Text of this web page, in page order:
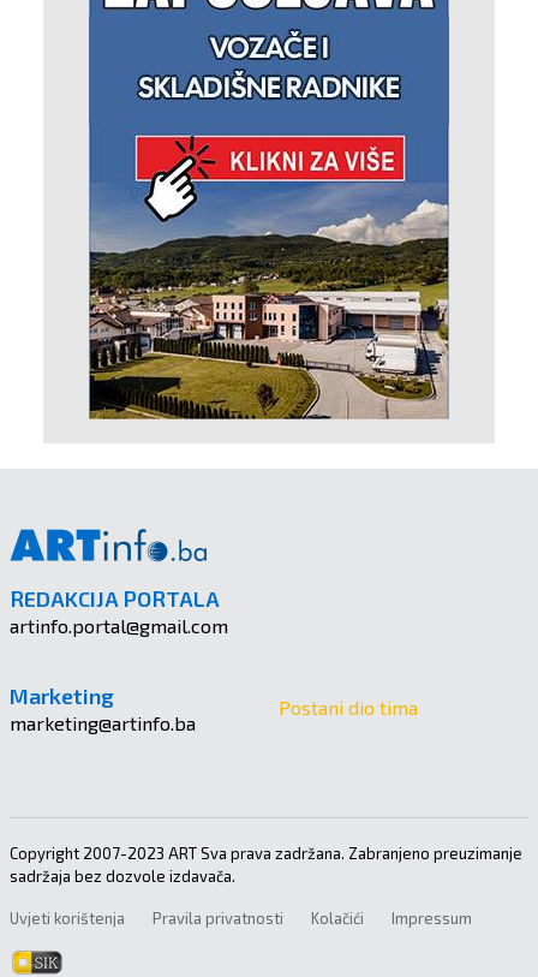
REDAKCIJA PORTALA
artinfo.portal@gmail.com
Marketing
marketing@artinfo.ba
Postani dio tima
Copyright 2007-2023 ART Sva prava zadržana. Zabranjeno preuzimanje
sadržaja bez dozvole izdavača.
Uvjeti korištenja Pravila privatnosti Kolačići Impressum